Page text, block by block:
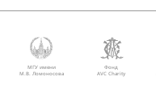
МГУ имени
М.В. Ломоносова
Фонд
AVC Charity